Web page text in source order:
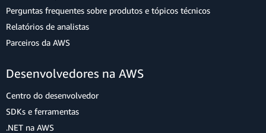
Perguntas frequentes sobre produtos e tópicos técnicos
Relatórios de analistas
Parceiros da AWS
Desenvolvedores na AWS
Centro do desenvolvedor
SDKs e ferramentas
.NET na AWS